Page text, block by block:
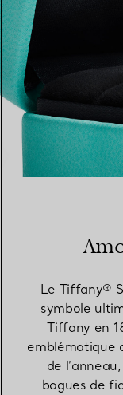
Le Tiffany®
symbole
Tiffany en
emblématique
de
bagues de